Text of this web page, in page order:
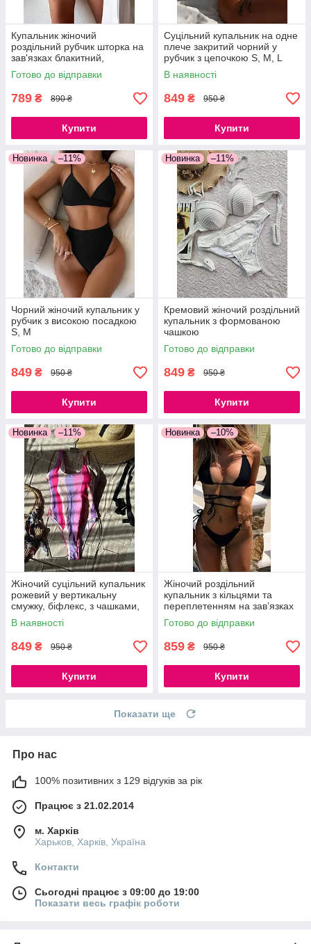
Купальник жіночий
роздільний рубчик шторка на
зав'язках блакитний,
бузковий, чорний S, M, L
Готово до відправки
789 ₴ 890 ₴
Купити
Суцільний купальник на одне
плече закритий чорний у
рубчик з цепочкою S, M, L
В наявності
849 ₴ 950 ₴
Купити
Новинка –11%
Чорний жіночий купальник у
рубчик з високою посадкою
S, M
Готово до відправки
849 ₴ 950 ₴
Купити
Новинка –11%
Кремовий жіночий роздільний
купальник з формованою
чашкою
Готово до відправки
849 ₴ 950 ₴
Купити
Новинка –11%
Жіночий суцільний купальник
рожевий у вертикальну
смужку, біфлекс, з чашками,
S, M
В наявності
849 ₴ 950 ₴
Купити
Новинка –10%
Жіночий роздільний
купальник з кільцями та
переплетенням на зав’язках
чорний бікіні з поролоновими
вкладками S, M, L
Готово до відправки
859 ₴ 950 ₴
Купити
Показати ще
Про нас
100% позитивних з 129 відгуків за рік
Працює з 21.02.2014
м. Харків
Харьков, Харків, Україна
Контакти
Сьогодні працює з 09:00 до 19:00
Показати весь графік роботи